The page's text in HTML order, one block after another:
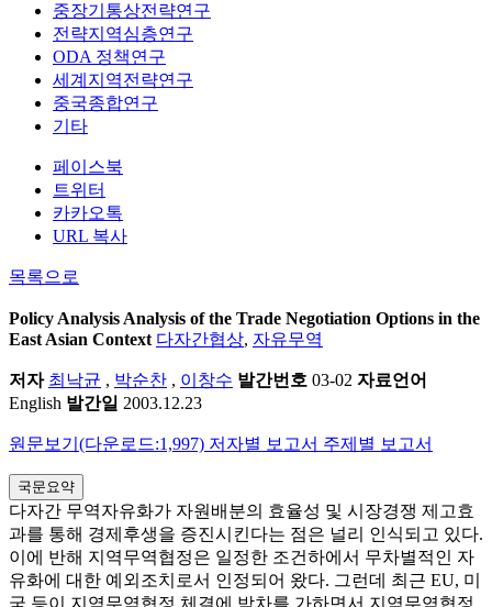
중장기통상전략연구
전략지역심층연구
ODA 정책연구
세계지역전략연구
중국종합연구
기타
페이스북
트위터
카카오톡
URL 복사
목록으로
Policy Analysis Analysis of the Trade Negotiation Options in the
East Asian Context 다자간협상, 자유무역
저자 최낙균 , 박순찬 , 이창수 발간번호 03-02 자료언어
English 발간일 2003.12.23
원문보기(다운로드:1,997) 저자별 보고서 주제별 보고서
국문요약
다자간 무역자유화가 자원배분의 효율성 및 시장경쟁 제고효
과를 통해 경제후생을 증진시킨다는 점은 널리 인식되고 있다.
이에 반해 지역무역협정은 일정한 조건하에서 무차별적인 자
유화에 대한 예외조치로서 인정되어 왔다. 그런데 최근 EU, 미